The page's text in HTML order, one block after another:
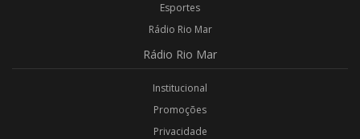
Esportes
Rádio Rio Mar
Rádio Rio Mar
Institucional
Promoções
Privacidade